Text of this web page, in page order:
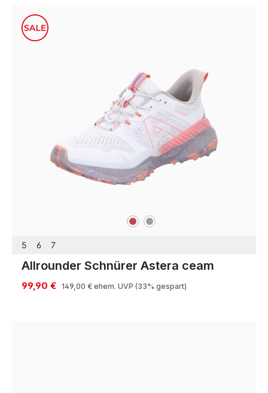
rot grau
5 6 7
Allrounder Schnürer Astera ceam
99,90 € 149,00 € ehem. UVP (33% gespart)